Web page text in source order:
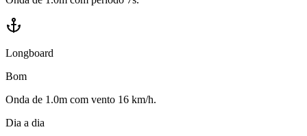
Longboard
Bom
Onda de 1.0m com vento 16 km/h.
Dia a dia